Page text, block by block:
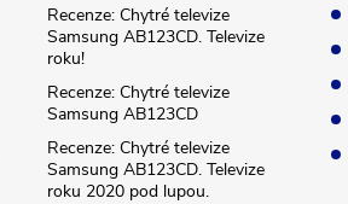
Recenze: Chytré televize
Samsung AB123CD. Televize
roku!
Recenze: Chytré televize
Samsung AB123CD
Recenze: Chytré televize
Samsung AB123CD. Televize
roku 2020 pod lupou.